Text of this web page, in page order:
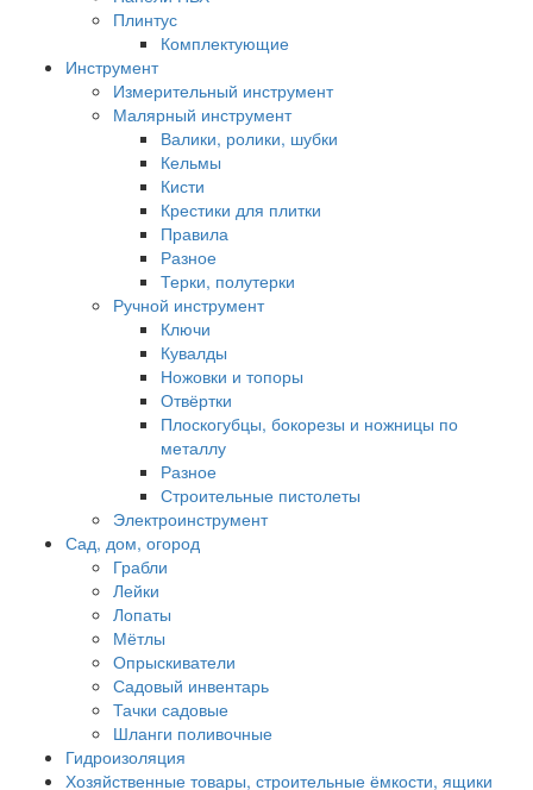
Плинтус
Комплектующие
Инструмент
Измерительный инструмент
Малярный инструмент
Валики, ролики, шубки
Кельмы
Кисти
Крестики для плитки
Правила
Разное
Терки, полутерки
Ручной инструмент
Ключи
Кувалды
Ножовки и топоры
Отвёртки
Плоскогубцы, бокорезы и ножницы по
металлу
Разное
Строительные пистолеты
Электроинструмент
Сад, дом, огород
Грабли
Лейки
Лопаты
Мётлы
Опрыскиватели
Садовый инвентарь
Тачки садовые
Шланги поливочные
Гидроизоляция
Хозяйственные товары, строительные ёмкости, ящики